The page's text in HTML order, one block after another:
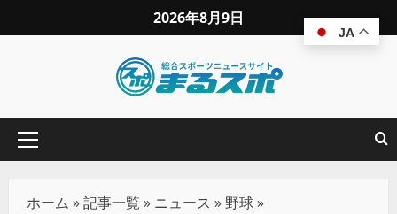
2026年8月9日
ホーム »記事一覧 » ニュース » 野球»
JA